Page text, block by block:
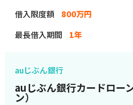
借入限度額
800万円
最長借入期間
1年
auじぶん銀行
auじぶん銀行カードロー
ン）